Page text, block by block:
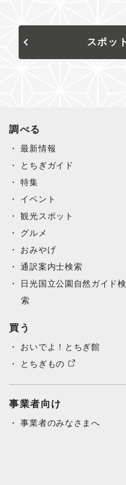
スポッ
調べる
最新情報
とちぎガイド
特集
イベント
観光スポット
グルメ
おみやげ
通訳案内士検索
日光国立公園自然ガイド検
索
買う
おいでよ！とちぎ館
とちぎもの
事業者向け
事業者のみなさまへ